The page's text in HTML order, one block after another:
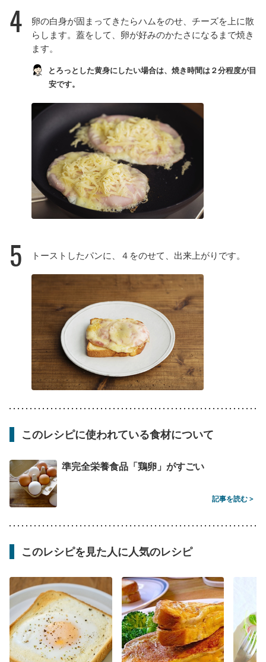
4
卵の白身が固まってきたらハムをのせ、チーズを上に散
らします。蓋をして、卵が好みのかたさになるまで焼き
ます。
とろっとした黄身にしたい場合は、焼き時間は２分程度が目
安です。
5 トーストしたパンに、４をのせて、出来上がりです。
このレシピに使われている食材について
準完全栄養食品「鶏卵」がすごい
記事を読む >
このレシピを見た人に人気のレシピ